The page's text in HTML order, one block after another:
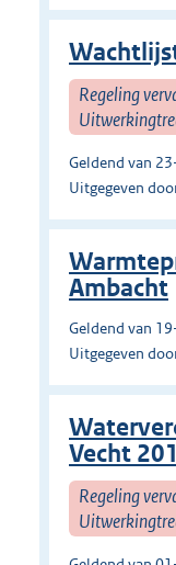
Regeling
Geldend van
Uitgegeven
Ambacht
Geldend van
Uitgegeven
Vecht
Regeling